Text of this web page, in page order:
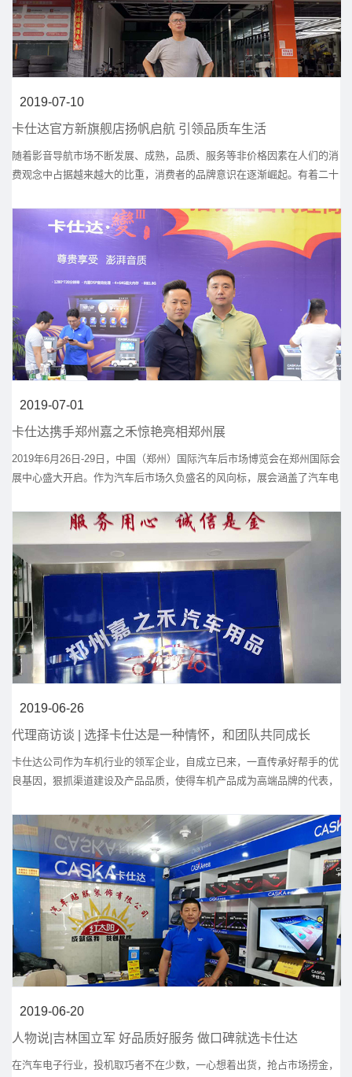
2019-07-10
卡仕达官方新旗舰店扬帆启航 引领品质车生活
随着影音导航市场不断发展、成熟，品质、服务等非价格因素在人们的消
费观念中占据越来越大的比重，消费者的品牌意识在逐渐崛起。有着二十
竞争中拔得头筹，随着知名度的打响，卡仕达也逐渐发展成为消费者品
2019-07-01
卡仕达携手郑州嘉之禾惊艳亮相郑州展
2019年6月26日-29日，中国（郑州）国际汽车后市场博览会在郑州国际会
展中心盛大开启。作为汽车后市场久负盛名的风向标，展会涵盖了汽车电
信息。
2019-06-26
代理商访谈 | 选择卡仕达是一种情怀，和团队共同成长
卡仕达公司作为车机行业的领军企业，自成立已来，一直传承好帮手的优
良基因，狠抓渠道建设及产品品质，使得车机产品成为高端品牌的代表，
伙伴的共同努力，郑州嘉之禾汽车用品有限公司老板暨卡仕达河南省代理
商李志光便是卡仕达一路走来的忠实合作伙伴，通过近二十年在汽车电子
行业摸爬滚打，他一步一步发展壮大，成为卡仕达品牌河南省代理商。
2019-06-20
人物说|吉林国立军 好品质好服务 做口碑就选卡仕达
在汽车电子行业，投机取巧者不在少数，一心想着出货，抢占市场捞金，